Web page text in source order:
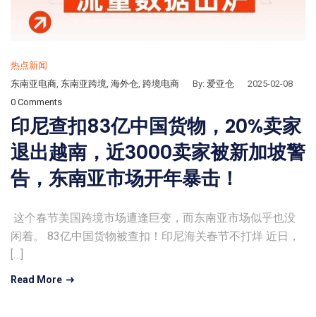
热点新闻
东南亚电商 东南亚跨境 海外仓 跨境电商 By: 爱亚仓
2025-02-08
0 Comments
印尼查扣83亿中国货物，20%卖家
退出越南，近3000卖家被新加坡警
告，东南亚市场开年暴击！
​ 这个春节美国跨境市场遭逢巨变，而东南亚市场似乎也没
闲着。 83亿中国货物被查扣！印尼海关春节不打烊 近日，
[…]
Read More